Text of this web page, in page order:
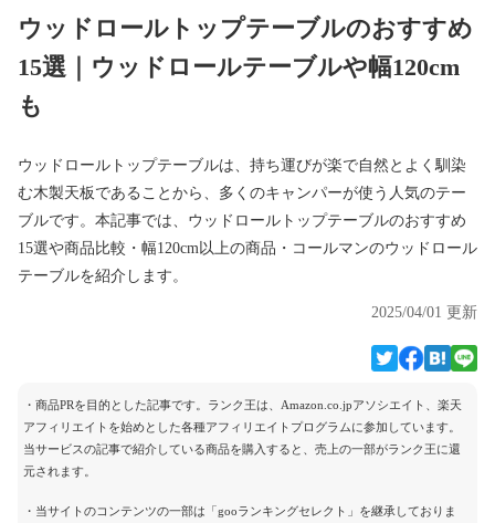
ウッドロールトップテーブルのおすすめ
15選｜ウッドロールテーブルや幅120cm
も
ウッドロールトップテーブルは、持ち運びが楽で自然とよく馴染
む木製天板であることから、多くのキャンパーが使う人気のテー
ブルです。本記事では、ウッドロールトップテーブルのおすすめ
15選や商品比較・幅120cm以上の商品・コールマンのウッドロール
テーブルを紹介します。
2025/04/01 更新
・商品PRを目的とした記事です。ランク王は、Amazon.co.jpアソシエイト、楽天
アフィリエイトを始めとした各種アフィリエイトプログラムに参加しています。
当サービスの記事で紹介している商品を購入すると、売上の一部がランク王に還
元されます。
・当サイトのコンテンツの一部は「gooランキングセレクト」を継承しておりま